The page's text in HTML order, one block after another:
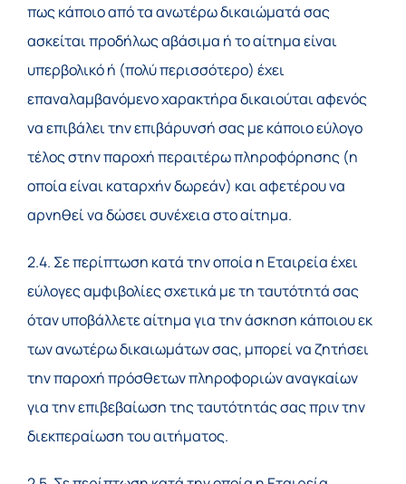
πως κάποιο από τα ανωτέρω δικαιώματά σας
ασκείται προδήλως αβάσιμα ή το αίτημα είναι
υπερβολικό ή (πολύ περισσότερο) έχει
επαναλαμβανόμενο χαρακτήρα δικαιούται αφενός
να επιβάλει την επιβάρυνσή σας με κάποιο εύλογο
τέλος στην παροχή περαιτέρω πληροφόρησης (η
οποία είναι καταρχήν δωρεάν) και αφετέρου να
αρνηθεί να δώσει συνέχεια στο αίτημα.
2.4. Σε περίπτωση κατά την οποία η Εταιρεία έχει
εύλογες αμφιβολίες σχετικά με τη ταυτότητά σας
όταν υποβάλλετε αίτημα για την άσκηση κάποιου εκ
των ανωτέρω δικαιωμάτων σας, μπορεί να ζητήσει
την παροχή πρόσθετων πληροφοριών αναγκαίων
για την επιβεβαίωση της ταυτότητάς σας πριν την
διεκπεραίωση του αιτήματος.